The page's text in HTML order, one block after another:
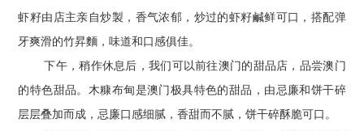
虾籽由店主亲自炒製，香气浓郁，炒过的虾籽鹹鲜可口，搭配弹
牙爽滑的竹昇麵，味道和口感俱佳。
下午，稍作休息后，我们可以前往澳门的甜品店，品尝澳门
的特色甜品。木糠布甸是澳门极具特色的甜品，由忌廉和饼干碎
层层叠加而成，忌廉口感细腻，香甜而不腻，饼干碎酥脆可口。